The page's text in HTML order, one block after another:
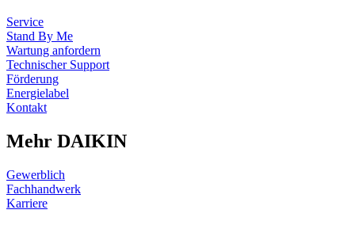
Service
Stand By Me
Wartung anfordern
Technischer Support
Förderung
Energielabel
Kontakt
Mehr DAIKIN
Gewerblich
Fachhandwerk
Karriere